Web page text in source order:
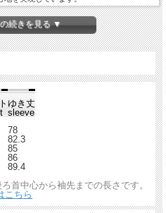
用しており、ボディー部分だけではな
る”育てるスウェット”です。
続きを見る ▼
ゆき丈
sleeve
78
82.3
85
86
89.4
首中心から袖先までの長さです。
こちら